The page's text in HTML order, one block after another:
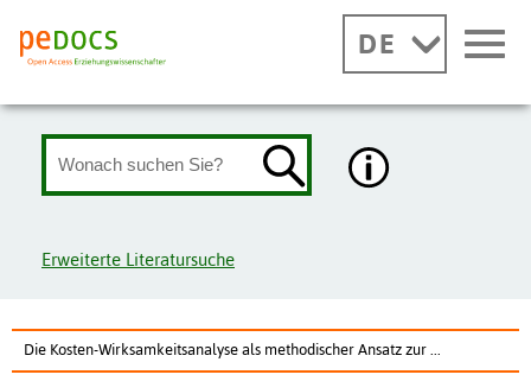
DE
Erweiterte Literatursuche
Die Kosten-Wirksamkeitsanalyse als methodischer Ansatz zur ...